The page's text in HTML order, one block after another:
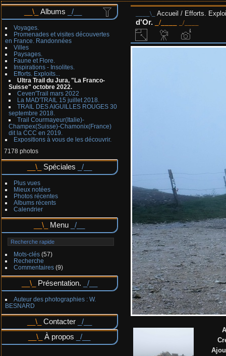
Albums
Voyages.
Promenades et visites découvertes
en France. Randonnées
Villes
Paysages.
Faune et Flore.
Inspirations - Insolites.
Efforts. Exploits...
Ultra Trail du Jura, "La Franco-
Suisse" octobre 2022.
Ceven'Trail mars 2022
La MAD'TRAIL 15 juillet 2018.
TRAIL DES AIGUILLES ROUGES 30
septembre 2018.
Trail Courmayeur(Italie)-
Champex(Suisse)-Chamonix(France)
dit la CCC en 2019.
Expositions à vous de les découvrir.
7178 photos
Spéciales
Plus vues
Mieux notées
Photos récentes
Albums récents
Calendrier
Menu
Mots-clés(57)
Recherche
Commentaires(9)
Présentation.
Auteur des photographies : W.
BESNARD
Contacter
À propos
Accueil / Efforts.
d'Or.